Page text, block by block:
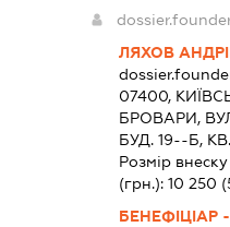
ЛЯХОВ
07400,
БРОВАРИ,
БУД. 19--Б,
Розмір
(грн.):10 250
БЕНЕФІЦІАР